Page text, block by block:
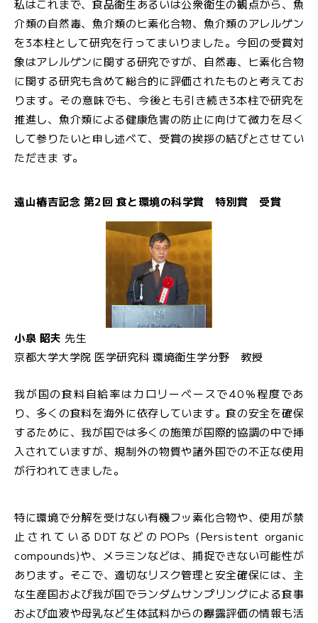
私はこれまで、食品衛生あるいは公衆衛生の観点から、魚
介類の自然毒、魚介類のヒ素化合物、魚介類のアレルゲン
を3本柱として研究を行ってまいりました。今回の受賞対
象はアレルゲンに関する研究ですが、自然毒、ヒ素化合物
に関する研究も含めて総合的に評価されたものと考えてお
ります。その意味でも、今後とも引き続き3本柱で研究を
推進し、魚介類による健康危害の防止に向けて微力を尽く
して参りたいと申し述べて、受賞の挨拶の結びとさせてい
ただきま す。
遠山椿吉記念 第2回 食と環境の科学賞 特別賞 受賞
小泉 昭夫 先生
京都大学大学院 医学研究科 環境衛生学分野 教授
我が国の食料自給率はカロリーベースで40％程度であ
り、多くの食料を海外に依存しています。食の安全を確保
するために、我が国では多くの施策が国際的協調の中で挿
入されていますが、規制外の物質や諸外国での不正な使用
が行われてきました。
特に環境で分解を受けない有機フッ素化合物や、使用が禁
止されているDDTなどのPOPs (Persistent organic
compounds)や、メラミンなどは、捕捉できない可能性が
あります。そこで、適切なリスク管理と安全確保には、主
な生産国および我が国でランダムサンプリングによる食事
および血液や母乳など生体試料からの曝露評価の情報も活